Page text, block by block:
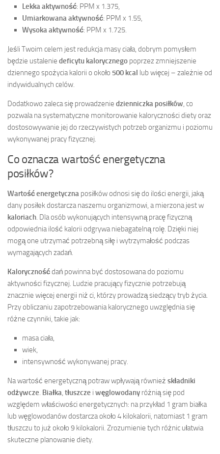
Lekka aktywność: PPM x 1.375,
Umiarkowana aktywność: PPM x 1.55,
Wysoka aktywność: PPM x 1.725.
Jeśli Twoim celem jest redukcja masy ciała, dobrym pomysłem
będzie ustalenie deficytu kalorycznego poprzez zmniejszenie
dziennego spożycia kalorii o około 500 kcal lub więcej – zależnie od
indywidualnych celów.
Dodatkowo zaleca się prowadzenie dzienniczka posiłków, co
pozwala na systematyczne monitorowanie kaloryczności diety oraz
dostosowywanie jej do rzeczywistych potrzeb organizmu i poziomu
wykonywanej pracy fizycznej.
Co oznacza wartość energetyczna
posiłków?
Wartość energetyczna posiłków odnosi się do ilości energii, jaką
dany posiłek dostarcza naszemu organizmowi, a mierzona jest w
kaloriach. Dla osób wykonujących intensywną pracę fizyczną
odpowiednia ilość kalorii odgrywa niebagatelną rolę. Dzięki niej
mogą one utrzymać potrzebną siłę i wytrzymałość podczas
wymagających zadań.
Kalorycznośćdań powinna być dostosowana do poziomu
aktywności fizycznej. Ludzie pracujący fizycznie potrzebują
znacznie więcej energii niż ci, którzy prowadzą siedzący tryb życia.
Przy obliczaniu zapotrzebowania kalorycznego uwzględnia się
różne czynniki, takie jak:
masa ciała,
wiek,
intensywność wykonywanej pracy.
Na wartość energetyczną potraw wpływają również składniki
odżywcze. Białka, tłuszcze i węglowodany różnią się pod
względem właściwości energetycznych: na przykład 1 gram białka
lub węglowodanów dostarcza około 4 kilokalorii, natomiast 1 gram
tłuszczu to już około 9 kilokalorii. Zrozumienie tych różnic ułatwia
skuteczne planowanie diety.